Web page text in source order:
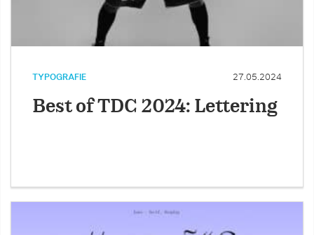
TYPOGRAFIE 27.05.2024
Best of TDC 2024: Lettering